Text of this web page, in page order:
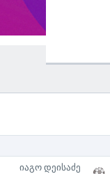
იაგო დეისაძე